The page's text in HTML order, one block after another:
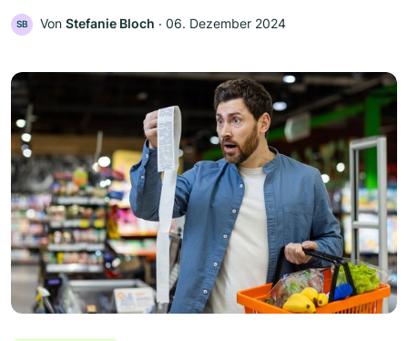
SB Von Stefanie Bloch ‧ 06. Dezember 2024